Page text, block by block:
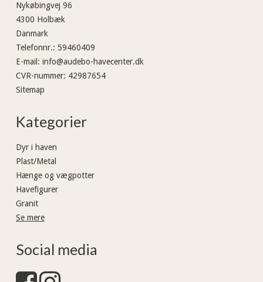
Nykøbingvej 96
4300 Holbæk
Danmark
Telefonnr.: 59460409
E-mail : info@audebo-havecenter.dk
CVR-nummer: 42987654
Sitemap
Kategorier
Dyr i haven
Plast/Metal
Hænge og vægpotter
Havefigurer
Granit
Se mere
Social media